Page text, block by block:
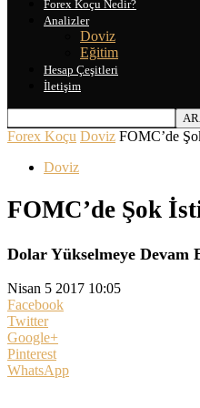
Forex Koçu Nedir?
Analizler
Doviz
Eğitim
Hesap Çeşitleri
İletişim
Forex Koçu Doviz FOMC’de
Doviz
FOMC’de Şok
Dolar Yükselmeye Devam
Nisan 5 2017 10:05
Facebook
Twitter
Google+
Pinterest
WhatsApp